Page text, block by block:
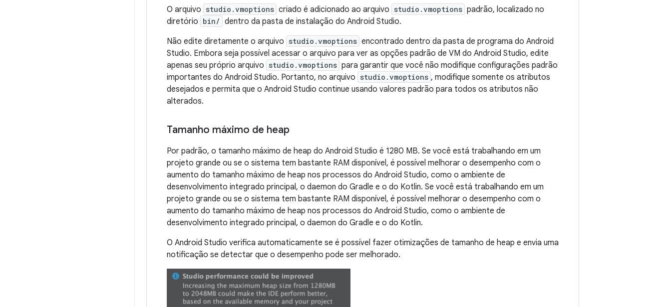
O arquivo studio.vmoptions criado é adicionado ao arquivo studio.vmoptions padrão, localizado no
diretório bin/ dentro da pasta de instalação do Android Studio.
Não edite diretamente o arquivo studio.vmoptions encontrado dentro da pasta de programa do Android
Studio. Embora seja possível acessar o arquivo para ver as opções padrão de VM do Android Studio, edite
apenas seu próprio arquivo studio.vmoptions para garantir que você não modifique configurações padrão
importantes do Android Studio. Portanto, no arquivo studio.vmoptions , modifique somente os atributos
desejados e permita que o Android Studio continue usando valores padrão para todos os atributos não
alterados.
Tamanho máximo de heap
Por padrão, o tamanho máximo de heap do Android Studio é 1280 MB. Se você está trabalhando em um
projeto grande ou se o sistema tem bastante RAM disponível, é possível melhorar o desempenho com o
aumento do tamanho máximo de heap nos processos do Android Studio, como o ambiente de
desenvolvimento integrado principal, o daemon do Gradle e o do Kotlin. Se você está trabalhando em um
projeto grande ou se o sistema tem bastante RAM disponível, é possível melhorar o desempenho com o
aumento do tamanho máximo de heap nos processos do Android Studio, como o ambiente de
desenvolvimento integrado principal, o daemon do Gradle e o do Kotlin.
O Android Studio verifica automaticamente se é possível fazer otimizações de tamanho de heap e envia uma
notificação se detectar que o desempenho pode ser melhorado.